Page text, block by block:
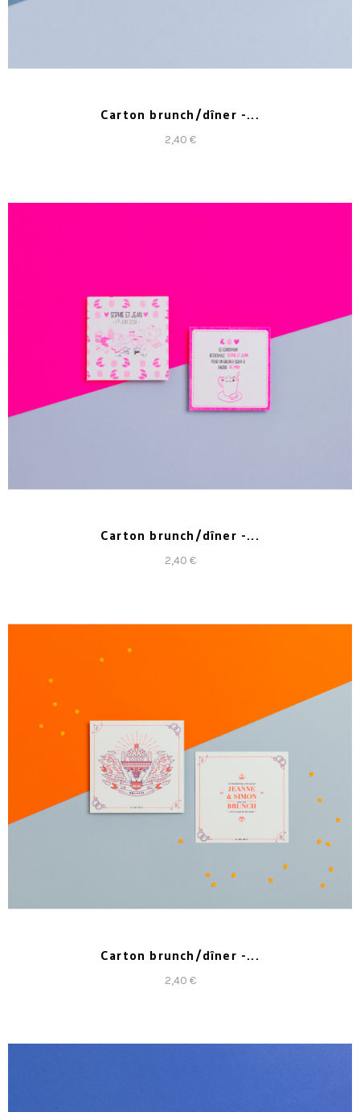
Carton brunch/dîner -...
2,40 €
Carton brunch/dîner -...
2,40 €
Carton brunch/dîner -...
2,40 €